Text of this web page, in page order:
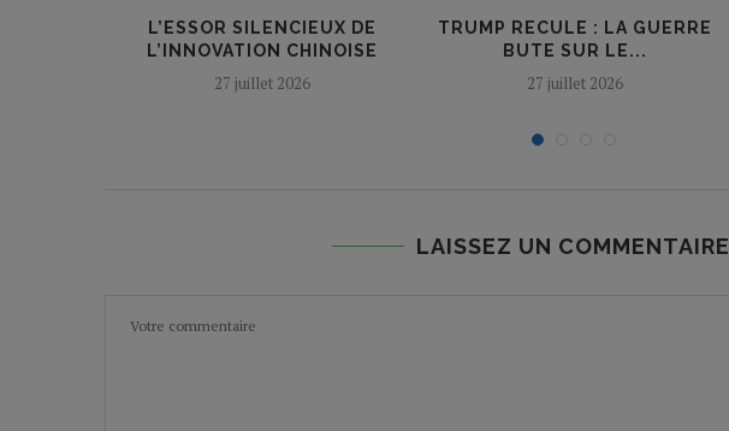
L’ESSOR SILENCIEUX DE
L’INNOVATION CHINOISE
27 juillet 2026
TRUMP RECULE : LA GUERRE
BUTE SUR LE...
27 juillet 2026
LAISSEZ UN COMMENTAIRE